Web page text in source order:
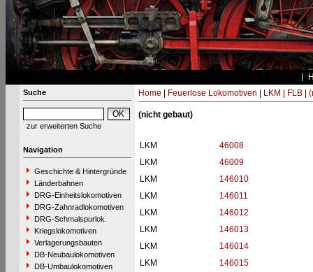
Suche
zur erweiterten Suche
Navigation
Geschichte & Hintergründe
Länderbahnen
DRG-Einheitslokomotiven
DRG-Zahnradlokomotiven
DRG-Schmalspurlok.
Kriegslokomotiven
Verlagerungsbauten
DB-Neubaulokomotiven
DB-Umbaulokomotiven
Home Feuerlose Lokomotiven LKM FLB|
(nicht gebaut)
LKM
46008
LKM
46009
LKM
146010
LKM
146011
LKM
146012
LKM
146013
LKM
146014
LKM
146015